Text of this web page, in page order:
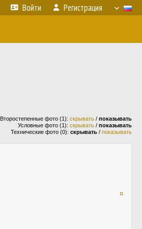
Войти Регистрация
Второстепенные фото (1): скрывать / показывать
Условные фото (1): скрывать / показывать
Технические фото (0): скрывать / показывать
¤